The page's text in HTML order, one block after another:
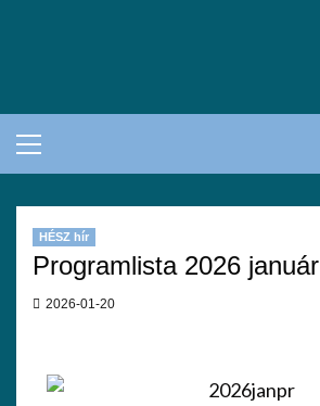
HÉSZ hír
Programlista 2026 január
2026-01-20